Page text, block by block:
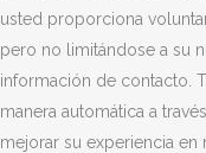
usted proporciona
pero no limitándose a su
información de contacto.
manera automática a
mejorar su experiencia en